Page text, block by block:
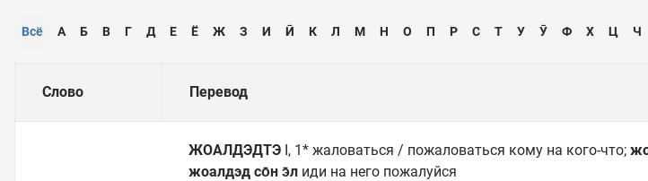
Всё А Б В Г Д Е Ё Ж З И Ӣ К Л М Н О П Р С Т У Ӯ Ф Х Ц Ч
Слово Перевод
ЖОАЛДЭДТЭ I, 1* жаловаться / пожаловаться кому на кого-что;
жоалдэд со̄н э̄л иди на него пожалуйся